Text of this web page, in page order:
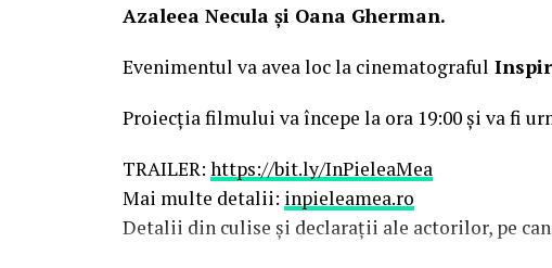
Azaleea Necula și Oana Gherman.
Evenimentul va avea loc la cinematograful
Proiecția filmului va începe la ora 19:00 și va fi
TRAILER: https://bit.ly/InPieleaMea
Mai multe detalii: inpieleamea.ro
Detalii din culise și declarații ale actorilor, pe